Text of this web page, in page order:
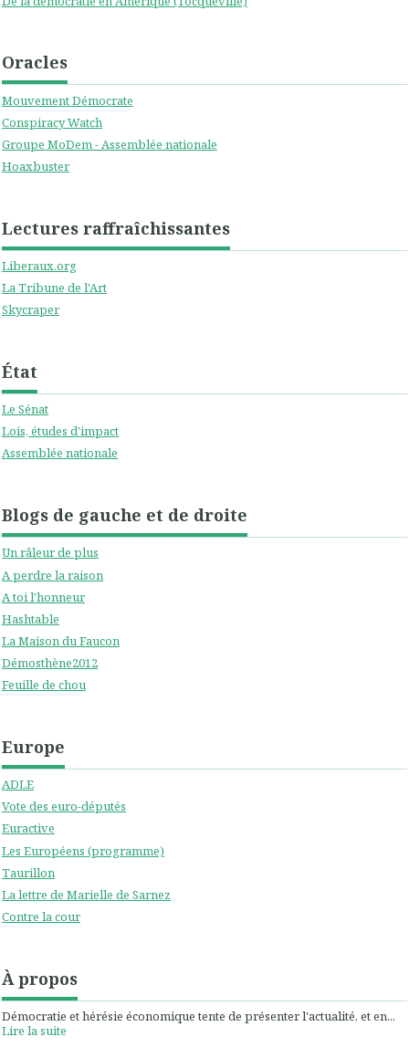
Oracles
Mouvement Démocrate
Conspiracy Watch
Groupe MoDem - Assemblée nationale
Hoaxbuster
Lectures raffraîchissantes
Liberaux.org
La Tribune de l'Art
Skycraper
État
Le Sénat
Lois, études d'impact
Assemblée nationale
Blogs de gauche et de droite
Un râleur de plus
A perdre la raison
A toi l'honneur
Hashtable
La Maison du Faucon
Démosthène2012
Feuille de chou
Europe
ADLE
Vote des euro-députés
Euractive
Les Européens (programme)
Taurillon
La lettre de Marielle de Sarnez
Contre la cour
À propos
Démocratie et hérésie économique tente de présenter l'actualité, et en...
Lire la suite